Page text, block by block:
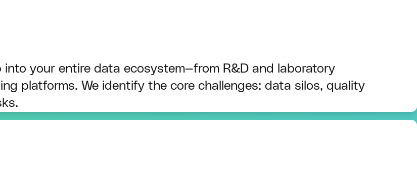
into your entire data ecosystem—from R&D and laboratory
platforms. We identify the core challenges: data silos, quality